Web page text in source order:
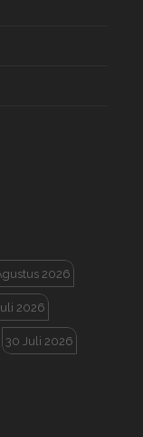
2026
2026
30 Juli 2026